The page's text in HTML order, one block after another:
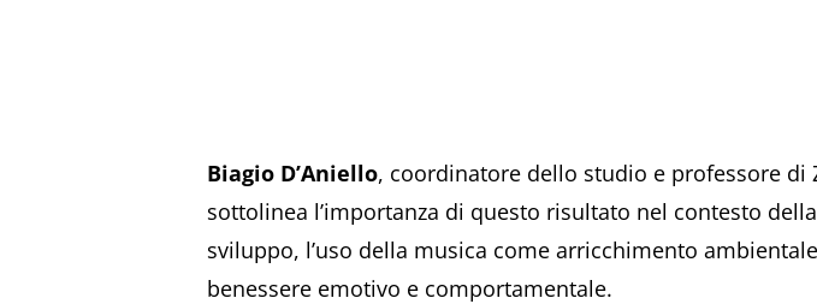
Biagio D’Aniello, coordinatore dello studio e professore di
sottolinea l’importanza di questo risultato nel contesto
sviluppo, l’uso della musica come arricchimento
benessere emotivo e comportamentale.